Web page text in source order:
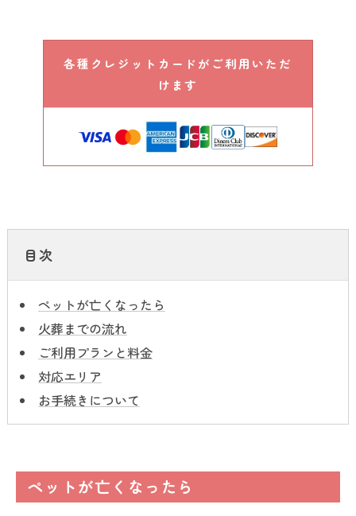
各種クレジットカードがご利用いただ
けます
目次
ペットが亡くなったら
火葬までの流れ
ご利用プランと料金
対応エリア
お手続きについて
ペットが亡くなったら